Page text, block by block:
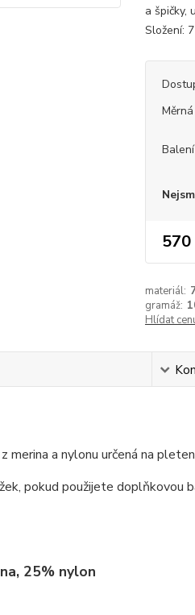
a špičky,
Složení:
Balení
570
materiál:
gramáž:
Hlídat
merina a nylonu určená na
pokud použijete doplňkovou
25% nylon